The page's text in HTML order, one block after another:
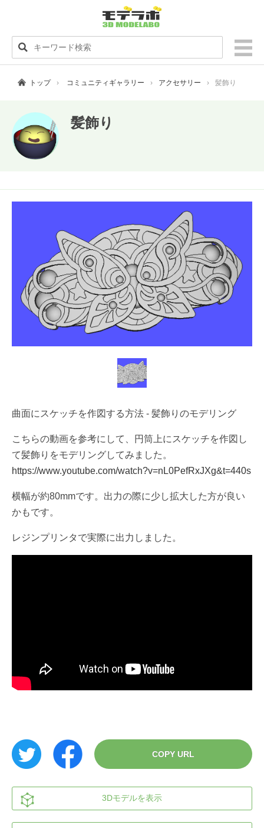
トップ コミュニティギャラリー アクセサリー 髪飾り
髪飾り
曲面にスケッチを作図する方法 - 髪飾りのモデリング
こちらの動画を参考にして、円筒上にスケッチを作図し
て髪飾りをモデリングしてみました。
https://www.youtube.com/watch?v=nL0PefRxJXg&t=440s
横幅が約80mmです。出力の際に少し拡大した方が良い
かもです。
レジンプリンタで実際に出力しました。
COPY URL
3Dモデルを表示